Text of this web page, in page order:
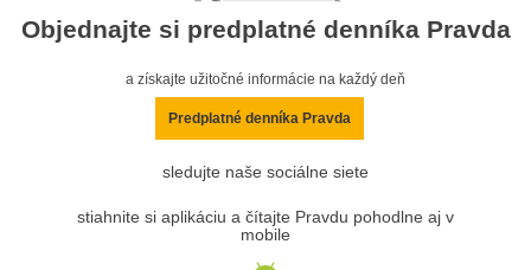
Objednajte si predplatné denníka Pravda
a získajte užitočné informácie na každý deň
Predplatné denníka Pravda
sledujte naše sociálne siete
stiahnite si aplikáciu a čítajte Pravdu pohodlne aj v
mobile